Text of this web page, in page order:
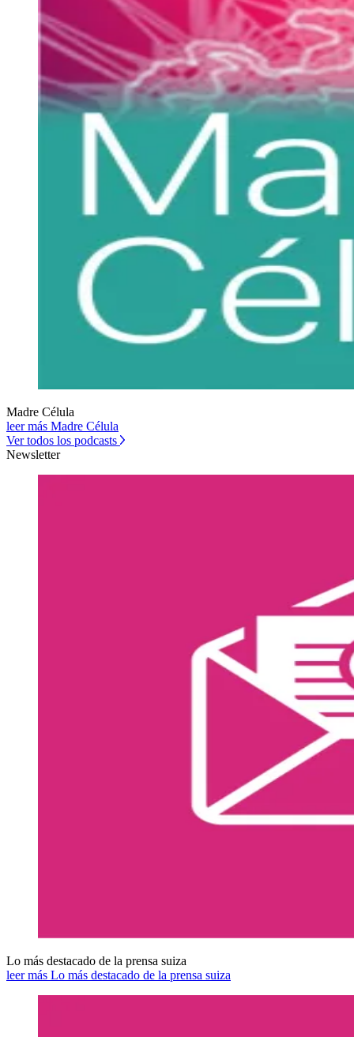
Madre Célula
leer más Madre Célula
Ver todos los podcasts
Newsletter
Lo más destacado de la prensa suiza
leer más Lo más destacado de la prensa suiza